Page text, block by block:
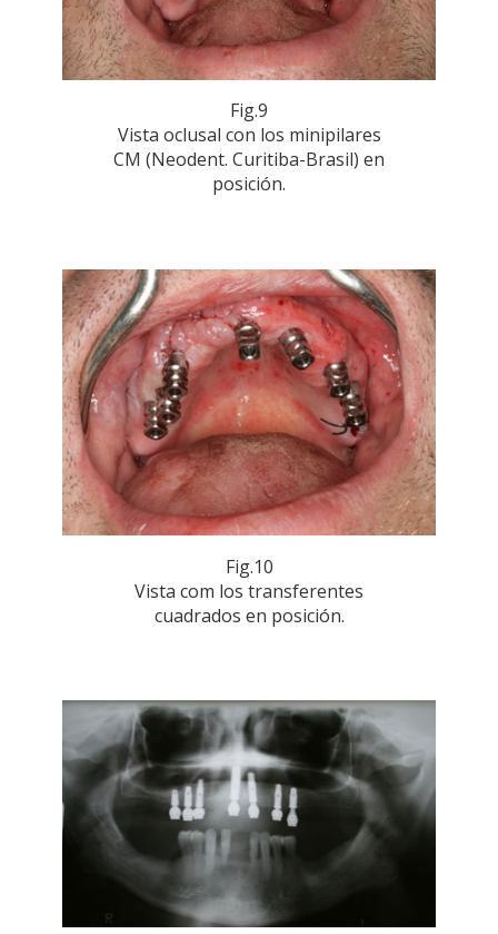
Fig.9
Vista oclusal con los minipilares
CM (Neodent. Curitiba-Brasil) en
posición.
Fig.10
Vista com los transferentes
cuadrados en posición.